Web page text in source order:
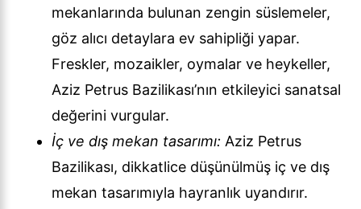
mekanlarında bulunan zengin süslemeler,
göz alıcı detaylara ev sahipliği yapar.
Freskler, mozaikler, oymalar ve heykeller,
Aziz Petrus Bazilikası’nın etkileyici sanatsal
değerini vurgular.
İç ve dış mekan tasarımı: Aziz Petrus
Bazilikası, dikkatlice düşünülmüş iç ve dış
mekan tasarımıyla hayranlık uyandırır.